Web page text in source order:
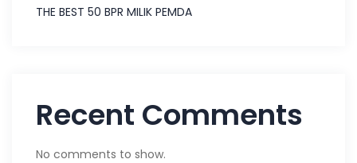
THE BEST 50 BPR MILIK PEMDA
Recent Comments
No comments to show.